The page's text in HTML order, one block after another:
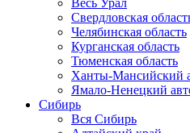
Весь Урал
Свердловская
Челябинская область
Курганская область
Тюменская область
Ханты-Мансийский
Ямало-Ненецкий
Сибирь
Вся Сибирь